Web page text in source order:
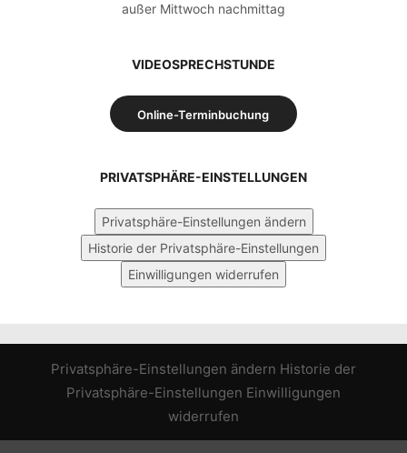
außer Mittwoch nachmittag
VIDEOSPRECHSTUNDE
Online-Terminbuchung
PRIVATSPHÄRE-EINSTELLUNGEN
Privatsphäre-Einstellungen ändern
Historie der Privatsphäre-Einstellungen
Einwilligungen widerrufen
Privatsphäre-Einstellungen ändern Historie der
Privatsphäre-Einstellungen Einwilligungen
widerrufen